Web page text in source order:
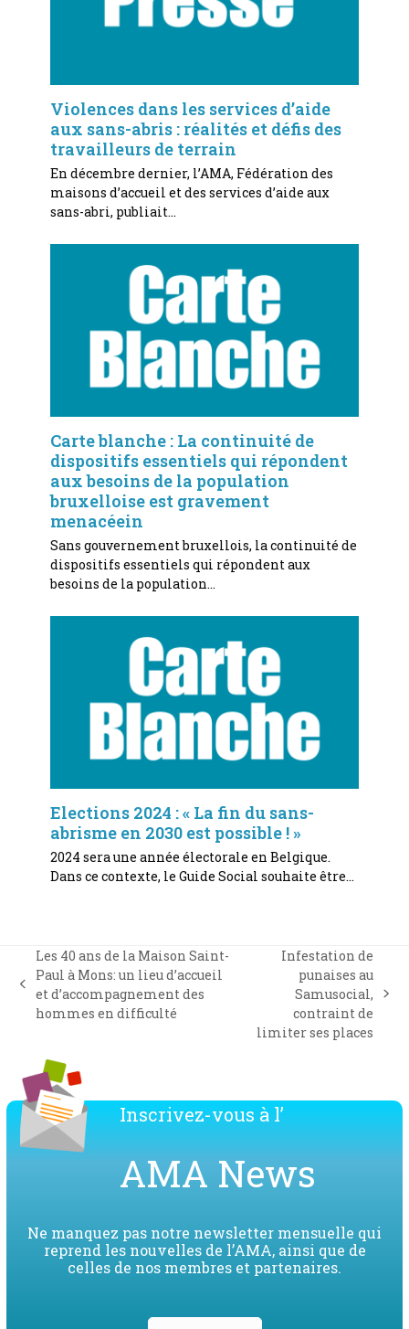
Violences dans les services d’aide
aux sans-abris : réalités et défis des
travailleurs de terrain
En décembre dernier, l’AMA, Fédération des
maisons d’accueil et des services d’aide aux
sans-abri, publiait…
Carte blanche : La continuité de
dispositifs essentiels qui répondent
aux besoins de la population
bruxelloise est gravement
menacéein
Sans gouvernement bruxellois, la continuité de
dispositifs essentiels qui répondent aux
besoins de la population…
Elections 2024 : « La fin du sans-
abrisme en 2030 est possible ! »
2024 sera une année électorale en Belgique.
Dans ce contexte, le Guide Social souhaite être…
previous
post:
Les 40 ans de la Maison Saint-
Paul à Mons: un lieu d’accueil
et d’accompagnement des
hommes en difficulté
Infestation de
punaises au
Samusocial,
contraint de
limiter ses places
Inscrivez-vous à l’
AMA News
Ne manquez pas notre newsletter mensuelle qui
reprend les nouvelles de l’AMA, ainsi que de
celles de nos membres et partenaires.